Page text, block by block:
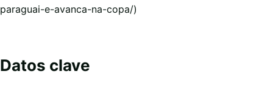
paraguai-e-avanca-na-copa/)
Datos clave